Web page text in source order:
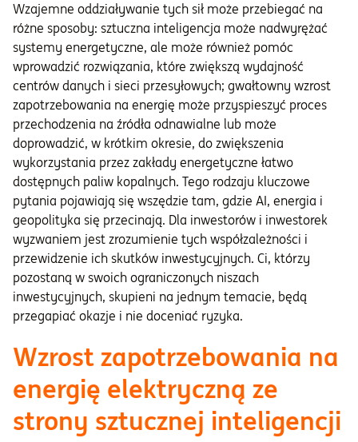
Wzajemne oddziaływanie tych sił może przebiegać na
różne sposoby: sztuczna inteligencja może nadwyrężać
systemy energetyczne, ale może również pomóc
wprowadzić rozwiązania, które zwiększą wydajność
centrów danych i sieci przesyłowych; gwałtowny wzrost
zapotrzebowania na energię może przyspieszyć proces
przechodzenia na źródła odnawialne lub może
doprowadzić, w krótkim okresie, do zwiększenia
wykorzystania przez zakłady energetyczne łatwo
dostępnych paliw kopalnych. Tego rodzaju kluczowe
pytania pojawiają się wszędzie tam, gdzie AI, energia i
geopolityka się przecinają. Dla inwestorów i inwestorek
wyzwaniem jest zrozumienie tych współzależności i
przewidzenie ich skutków inwestycyjnych. Ci, którzy
pozostaną w swoich ograniczonych niszach
inwestycyjnych, skupieni na jednym temacie, będą
przegapiać okazje i nie doceniać ryzyka.
Wzrost zapotrzebowania na
energię elektryczną ze
strony sztucznej inteligencji